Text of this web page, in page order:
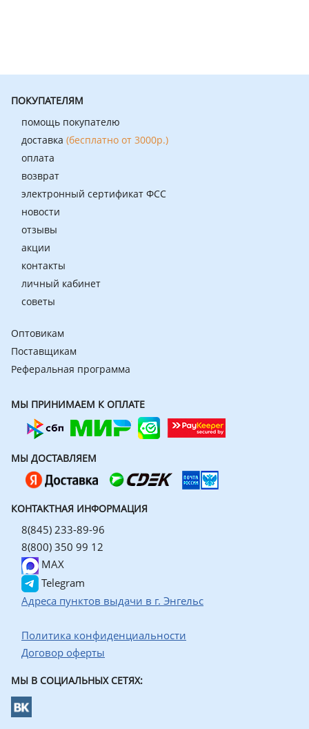
ПОКУПАТЕЛЯМ
помощь покупателю
доставка (бесплатно от 3000р.)
оплата
возврат
электронный сертификат ФСС
новости
отзывы
акции
контакты
личный кабинет
советы
Оптовикам
Поставщикам
Реферальная программа
МЫ ПРИНИМАЕМ К ОПЛАТЕ
МЫ ДОСТАВЛЯЕМ
КОНТАКТНАЯ ИНФОРМАЦИЯ
8(845) 233-89-96
8(800) 350 99 12
MAX
Telegram
Адреса пунктов выдачи в г. Энгельс
Политика конфиденциальности
Договор оферты
МЫ В СОЦИАЛЬНЫХ СЕТЯХ: